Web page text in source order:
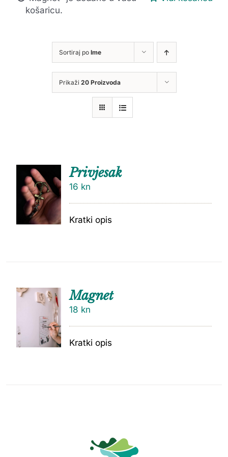
košaricu.
Sortiraj po Ime
Prikaži 20 Proizvoda
DODAJ
U
KOŠARI
CU
Privjesak
16 kn
Kratki opis
Magnet
18 kn
Kratki opis